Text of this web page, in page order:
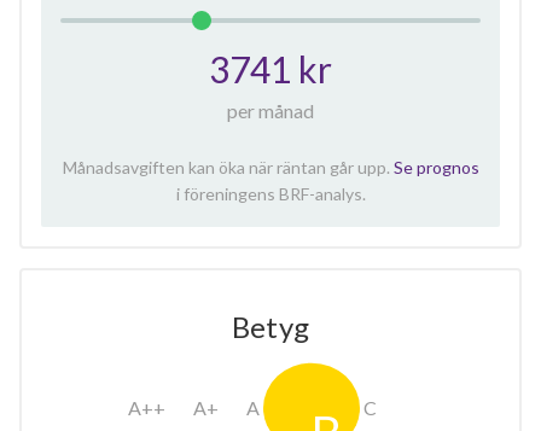
3741 kr
per månad
Månadsavgiften kan öka när räntan går upp. Se prognos
i föreningens BRF-analys.
Betyg